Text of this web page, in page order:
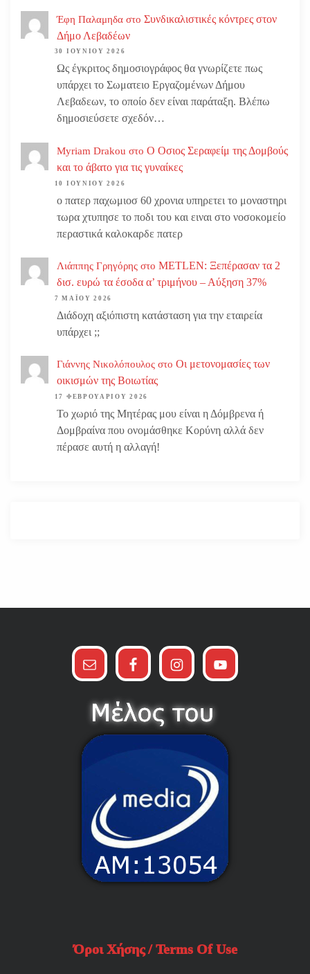
Έφη Παλαμηδα στο Συνδικαλιστικές κόντρες στον
Δήμο Λεβαδέων
30 ΙΟΥΝΊΟΥ 2026
Ως έγκριτος δημοσιογράφος θα γνωρίζετε πως
υπάρχει το Σωματειο Εργαζομένων Δήμου
Λεβαδεων, το οποίο δεν είναι παράταξη. Βλέπω
δημοσιεύσετε σχεδόν…
Myriam Drakou στο Ο Οσιος Σεραφείμ της Δομβούς
και το άβατο για τις γυναίκες
10 ΙΟΥΝΊΟΥ 2026
ο πατερ παχωμιοσ 60 χρονια υπηρετει το μοναστηρι
τωρα χτυπησε το ποδι του και ειναι στο νοσοκομείο
περαστικά καλοκαρδε πατερ
Λιάππης Γρηγόρης στο METLEN: Ξεπέρασαν τα 2
δισ. ευρώ τα έσοδα α’ τριμήνου – Αύξηση 37%
7 ΜΑΪ́ΟΥ 2026
Διάδοχη αξιόπιστη κατάσταση για την εταιρεία
υπάρχει ;;
Γιάννης Νικολόπουλος στο Οι μετονομασίες των
οικισμών της Βοιωτίας
17 ΦΕΒΡΟΥΑΡΊΟΥ 2026
Το χωριό της Μητέρας μου είναι η Δόμβρενα ή
Δομβραίνα που ονομάσθηκε Κορύνη αλλά δεν
πέρασε αυτή η αλλαγή!
Όροι Χήσης / Terms Of Use